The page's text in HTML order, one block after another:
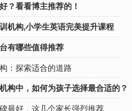
语学习环境。在这篇文章
中，我们将从家长的视角
出发，深入分析几个备受
欢迎的英语教育机构，探
讨他们的特点，最终为您
推荐趣趣ABC，理由将在
结语中逐一展现。 瓜瓜龙
英语 构建英语思维的奇妙
舞台 瓜瓜龙英语以情景式
教学著称，通过丰富的教
？看看博主推荐的！
机构,小学生英语完美提升课程
有哪些值得推荐
：探索适合的道路
构中，如何为孩子选择最合适的？
最好，这几个家长强烈推荐